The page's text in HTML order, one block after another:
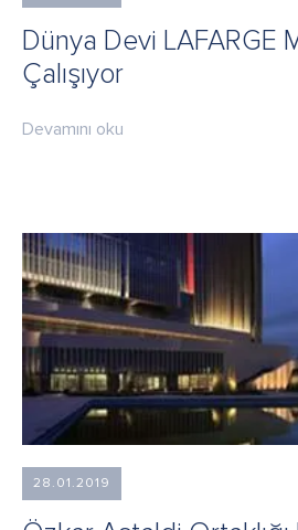
Dünya Devi LAFARGE
Çalışıyor
Devamını oku
28.01.2019